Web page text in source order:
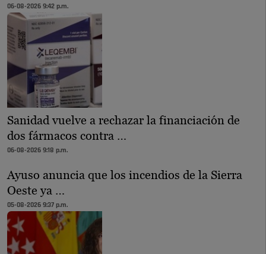
06-08-2026 9:42 p.m.
Sanidad vuelve a rechazar la financiación de
dos fármacos contra …
06-08-2026 9:18 p.m.
Ayuso anuncia que los incendios de la Sierra
Oeste ya …
05-08-2026 9:37 p.m.